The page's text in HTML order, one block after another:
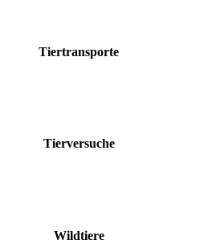
Tiertransporte
Tierversuche
Wildtiere